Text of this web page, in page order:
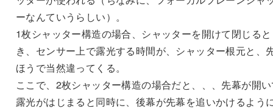
ーなんていうらしい）。
1枚シャッター構造の場合、シャッターを開けて閉じると
き、センサー上で露光する時間が、シャッター根元と、
ほうで当然違ってくる。
ここで、2枚シャッター構造の場合だと、、、先幕が開
露光がはじまると同時に、後幕が先幕を追いかけるよう